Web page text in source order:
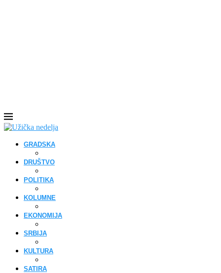
GRADSKA
DRUŠTVO
POLITIKA
KOLUMNE
EKONOMIJA
SRBIJA
KULTURA
SATIRA